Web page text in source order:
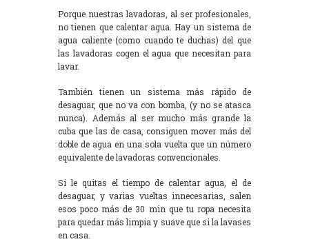
Porque nuestras lavadoras, al ser profesionales,
no tienen que calentar agua. Hay un sistema de
agua caliente (como cuando te duchas) del que
las lavadoras cogen el agua que necesitan para
lavar.
También tienen un sistema más rápido de
desaguar, que no va con bomba, (y no se atasca
nunca). Además al ser mucho más grande la
cuba que las de casa, consiguen mover más del
doble de agua en una sola vuelta que un número
equivalente de lavadoras convencionales.
Si le quitas el tiempo de calentar agua, el de
desaguar, y varias vueltas innecesarias, salen
esos poco más de 30 min que tu ropa necesita
para quedar más limpia y suave que si la lavases
en casa.